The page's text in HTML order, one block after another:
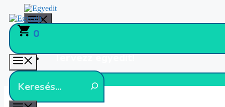
Kilépés
tartalomba
0
Menü
Menü
Tervezz egyedit!
0